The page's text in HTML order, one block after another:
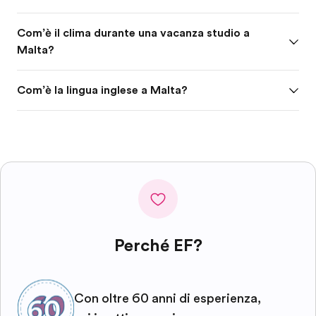
Com’è il clima durante una vacanza studio a
Malta?
Com’è la lingua inglese a Malta?
Perché EF?
Con oltre 60 anni di esperienza,